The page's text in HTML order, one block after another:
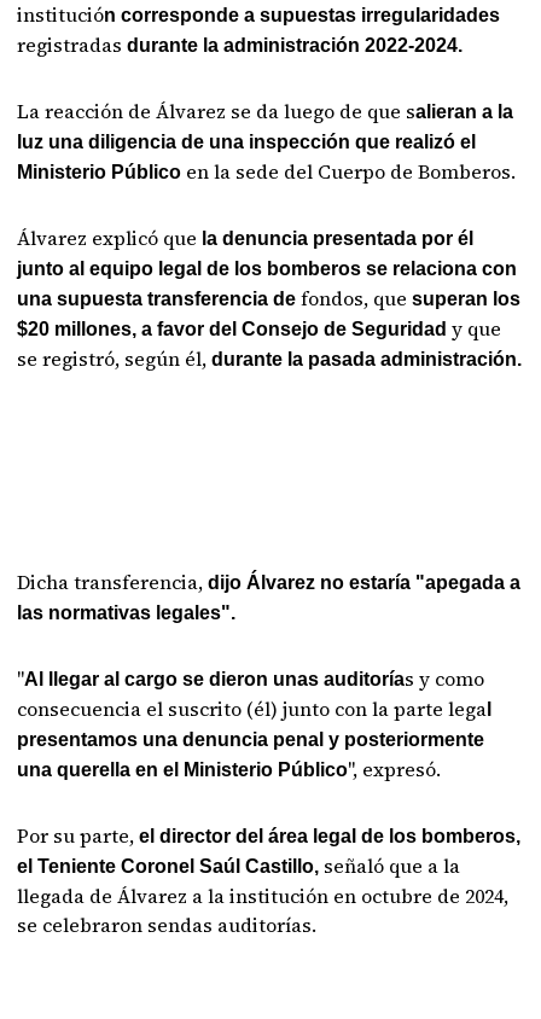
institución corresponde a supuestas irregularidades
registradas durante la administración 2022-2024.
La reacción de Álvarez se da luego de que salieran a la
luz una diligencia de una inspección que realizó el
Ministerio Público en la sede del Cuerpo de Bomberos.
Álvarez explicó que la denuncia presentada por él
junto al equipo legal de los bomberos se relaciona con
una supuesta transferencia de fondos, quesuperan los
$20 millones, a favor del Consejo de Seguridad y que
se registró, según él,durante la pasada administración.
Dicha transferencia,dijo Álvarez no estaría "apegada a
las normativas legales".
"Al llegar al cargo se dieron unas auditorías y como
consecuencia el suscrito (él) junto con la parte lega
presentamos una denuncia penal y posteriormente
una querella en el Ministerio Público", expresó.
Por su parte, el director del área legal de los bomberos,
el Teniente Coronel Saúl Castillo, señaló que a la
llegada de Álvarez a la institución en octubre de 2024,
se celebraron sendas auditorías.